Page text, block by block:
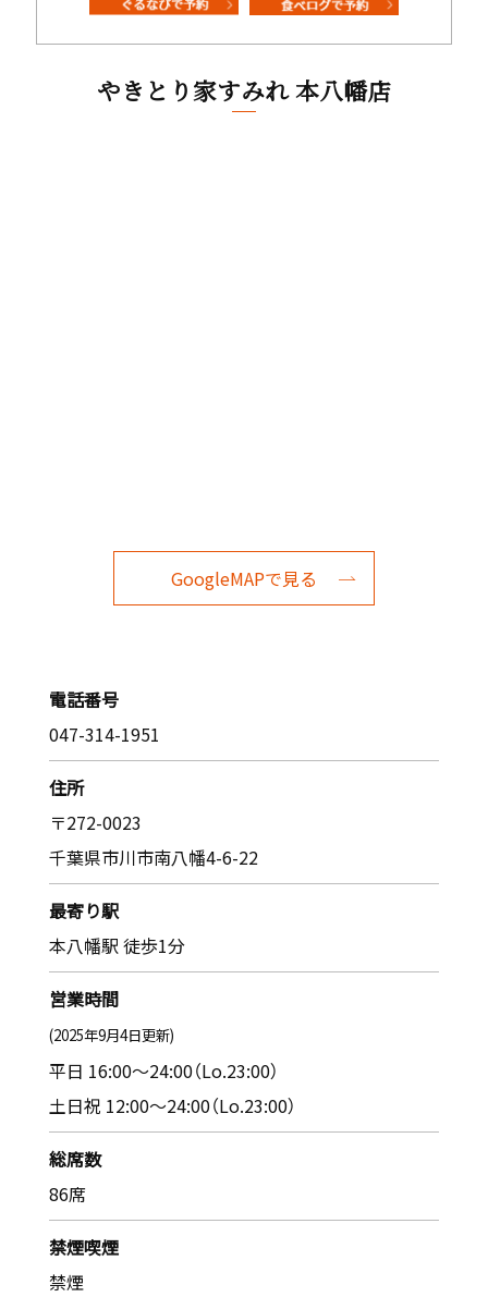
やきとり家すみれ 本八幡店
GoogleMAPで見る
電話番号
047-314-1951
住所
〒272-0023
千葉県市川市南八幡4-6-22
最寄り駅
本八幡駅 徒歩1分
営業時間
(2025年9月4日更新)
平日 16:00～24:00（Lo.23:00）
土日祝 12:00～24:00（Lo.23:00）
総席数
86席
禁煙喫煙
禁煙